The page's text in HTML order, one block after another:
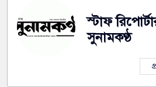
স্টাফ
সুনামকণ্ঠ